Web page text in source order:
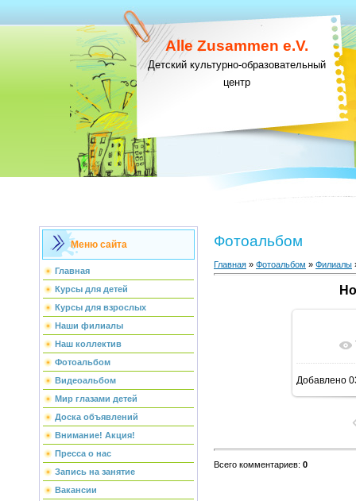
Alle Zusammen e.V.
Детский культурно-образовательный
центр
Меню сайта
Главная
Курсы для детей
Курсы для взрослых
Наши филиалы
Наш коллектив
Фотоальбом
Видеоальбом
Мир глазами детей
Доска объявлений
Внимание! Акция!
Пресса о нас
Запись на занятие
Вакансии
Фотоальбом
Главная » Фотоальбом » Филиалы
В
Добавлено
Всего комментариев: 0